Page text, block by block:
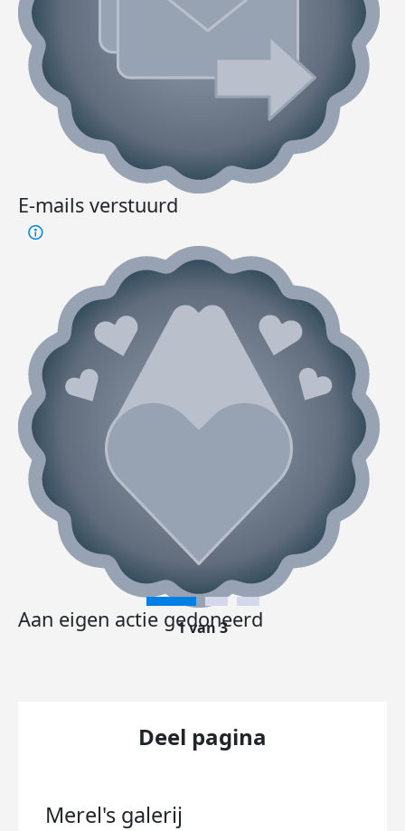
E-mails verstuurd
Aan eigen actie gedoneerd
1 van 3
Deel pagina
Merel's galerij